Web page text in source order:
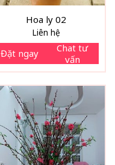
Hoa ly 02
Liên hệ
Đặt ngay
Chat tư
vấn